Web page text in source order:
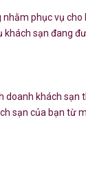
phục vụ
khách sạn đang
doanh khách sạn
sạn của bạn từ